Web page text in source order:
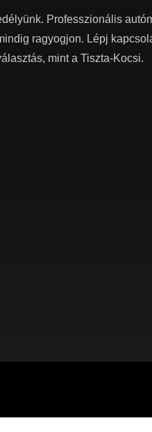
Professzionális
ragyogjon. Lépj
mint a Tiszta-Kocsi.